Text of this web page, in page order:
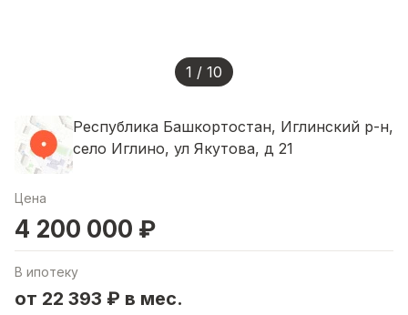
1 / 10
Республика Башкортостан, Иглинский р-н,
село Иглино, ул Якутова, д 21
Цена
4 200 000 ₽
В ипотеку
от 22 393 ₽ в мес.